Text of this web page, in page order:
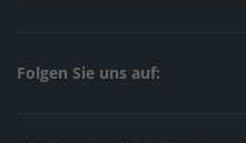
Folgen Sie uns auf: